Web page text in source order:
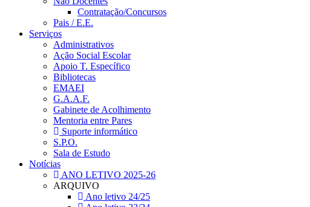
Contratação/Concursos
Pais / E.E.
Serviços
Administrativos
Ação Social Escolar
Apoio T. Específico
Bibliotecas
EMAEI
G.A.A.F.
Gabinete de Acolhimento
Mentoria entre Pares
Suporte informático
S.P.O.
Sala de Estudo
Notícias
ANO LETIVO 2025-26
ARQUIVO
Ano letivo 24/25